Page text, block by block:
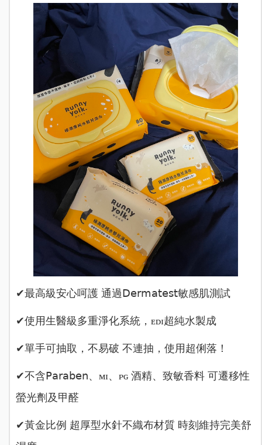
✔最高級安心呵護 通過𝖣𝖾𝗋𝗆𝖺𝗍𝖾𝗌𝗍敏感肌測試
✔使用生醫級多重淨化系統，ᴇᴅɪ超純水製成
✔單手可抽取，不易破 不連抽，使用超俐落！
✔不含𝖯𝖺𝗋𝖺𝖻𝖾𝗇、ᴍɪ、ᴘɢ 酒精、致敏香料 可遷移性
螢光劑及甲醛
✔黃金比例 超厚型水針不織布材質 時刻維持完美舒